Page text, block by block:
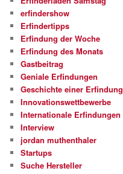
erfindershow
Erfindertipps
Erfindung der Woche
Erfindung des Monats
Gastbeitrag
Geniale Erfindungen
Geschichte einer Erfindung
Innovationswettbewerbe
Internationale Erfindungen
Interview
jordan muthenthaler
Startups
Suche Hersteller